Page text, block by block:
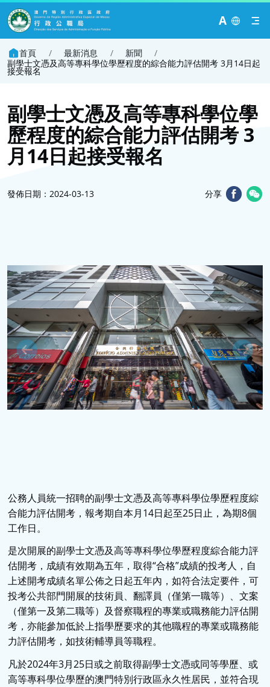
A
首頁 / 最新消息 / 新聞
/
副學士文憑及高等專科學位學歷程度的綜合能力評估開考 3月14日起
接受報名
副學士文憑及高等專科學位學
歷程度的綜合能力評估開考 3
月14日起接受報名
發佈日期：2024-03-13 分享
公務人員統一招聘的副學士文憑及高等專科學位學歷程度綜
合能力評估開考，報考期自本月14日起至25日止，為期8個
工作日。
是次開展的副學士文憑及高等專科學位學歷程度綜合能力評
估開考，成績有效期為五年，取得“合格”成績的投考人，自
上述開考成績名單公佈之日起五年內，如符合法定要件，可
投考公共部門開展的技術員、翻譯員（僅第一職等）、文案
（僅第一及第二職等）及督察職程的專業或職務能力評估開
考，亦能參加低於上指學歷要求的其他職程的專業或職務能
力評估開考，如技術輔導員等職程。
凡於2024年3月25日或之前取得副學士文憑或同等學歷、或
高等專科學位學歷的澳門特別行政區永久性居民，並符合現